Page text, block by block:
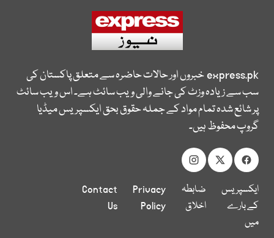
express.pkخبروں اور حالات حاضرہ سے متعلق پاکستان کی
سب سے زیادہ وزٹ کی جانے والی ویب سائٹ ہے۔ اس ویب سائٹ
پر شائع شدہ تمام مواد کے جملہ حقوق بحق ایکسپریس میڈیا
گروپ محفوظ ہیں۔
ایکسپریس
کے بارے
میں
ضابطہ
اخلاق
Privacy
Policy
Contact
Us